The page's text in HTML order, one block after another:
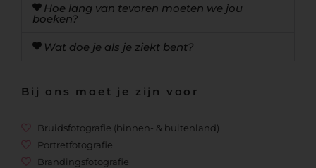
Hoe lang van tevoren moeten we jou
boeken?
Wat doe je als je ziekt bent?
Bij ons moet je zijn voor
Bruidsfotografie (binnen- & buitenland)
Portretfotografie
Brandingsfotografie